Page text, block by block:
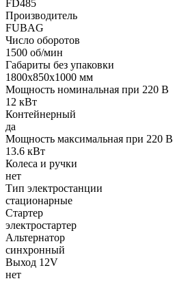
FD485
Производитель
FUBAG
Число оборотов
1500 об/мин
Габариты без упаковки
1800х850х1000 мм
Мощность номинальная при 220 В
12 кВт
Контейнерный
да
Мощность максимальная при 220 В
13.6 кВт
Колеса и ручки
нет
Тип электростанции
стационарные
Стартер
электростартер
Альтернатор
синхронный
Выход 12V
нет